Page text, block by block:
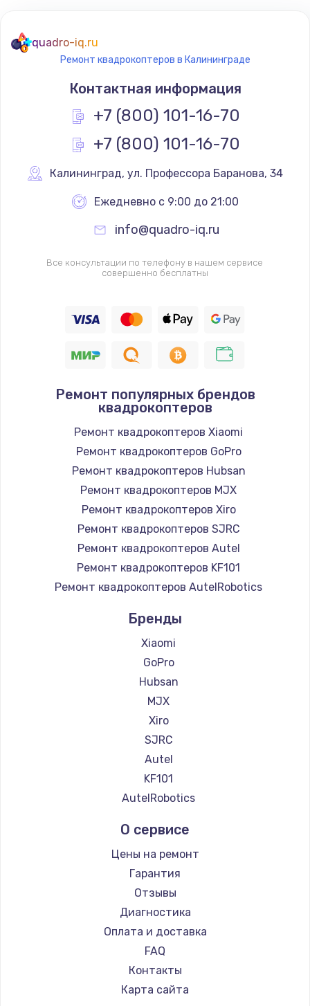
quadro-iq.ru
Ремонт квадрокоптеров в Калининграде
Контактная информация
+7 (800) 101-16-70
+7 (800) 101-16-70
Калининград, ул. Профессора Баранова, 34
Ежедневно с 9:00 до 21:00
info@quadro-iq.ru
Все консультации по телефону в нашем сервисе
совершенно бесплатны
Ремонт популярных брендов
квадрокоптеров
Ремонт квадрокоптеров Xiaomi
Ремонт квадрокоптеров GoPro
Ремонт квадрокоптеров Hubsan
Ремонт квадрокоптеров MJX
Ремонт квадрокоптеров Xiro
Ремонт квадрокоптеров SJRC
Ремонт квадрокоптеров Autel
Ремонт квадрокоптеров KF101
Ремонт квадрокоптеров AutelRobotics
Бренды
Xiaomi
GoPro
Hubsan
MJX
Xiro
SJRC
Autel
KF101
AutelRobotics
О сервисе
Цены на ремонт
Гарантия
Отзывы
Диагностика
Оплата и доставка
FAQ
Контакты
Карта сайта